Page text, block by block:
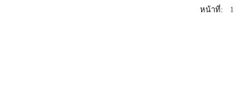
หน้าที่:
1